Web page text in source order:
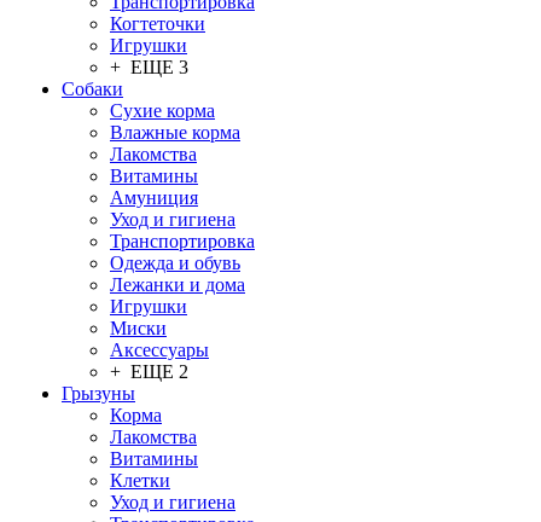
Когтеточки
Игрушки
+ ЕЩЕ 3
Собаки
Сухие корма
Влажные корма
Лакомства
Витамины
Амуниция
Уход и гигиена
Транспортировка
Одежда и обувь
Лежанки и дома
Игрушки
Миски
Аксессуары
+ ЕЩЕ 2
Грызуны
Корма
Лакомства
Витамины
Клетки
Уход и гигиена